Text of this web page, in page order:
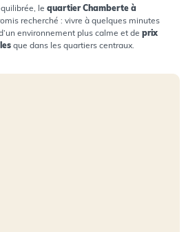
le quartier Chamberte à
recherché : vivre à quelques minutes
environnement plus calme et de prix
que dans les quartiers centraux.